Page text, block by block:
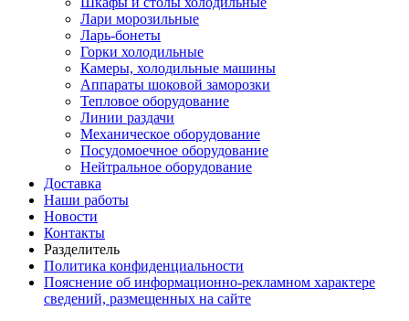
Лари морозильные
Ларь-бонеты
Горки холодильные
Камеры, холодильные машины
Аппараты шоковой заморозки
Тепловое оборудование
Линии раздачи
Механическое оборудование
Посудомоечное оборудование
Нейтральное оборудование
Доставка
Наши работы
Новости
Контакты
Разделитель
Политика конфиденциальности
Пояснение об информационно-рекламном характере
сведений, размещенных на сайте